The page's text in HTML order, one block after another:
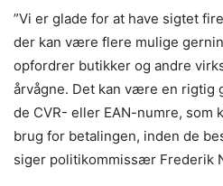
”Vi er glade for at have sigtet
der kan være flere mulige
opfordrer butikker og andre
årvågne. Det kan være en rigtig
de CVR- eller EAN-numre, som
brug for betalingen, inden de
siger politikommissær Frederik